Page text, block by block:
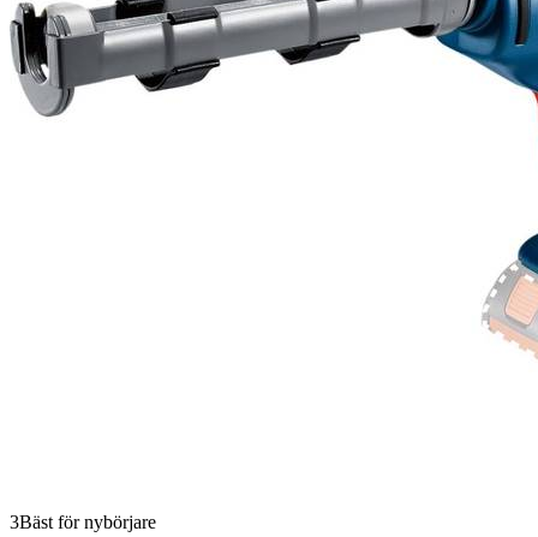
3Bäst för nybörjare